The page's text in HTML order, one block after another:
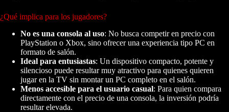
¿Qué implica para los jugadores?
No es una consola al uso: No busca competir en precio con
PlayStation o Xbox, sino ofrecer una experiencia tipo PC en
formato de salón.
Ideal para entusiastas: Un dispositivo compacto, potente y
silencioso puede resultar muy atractivo para quienes quieren
jugar en la TV sin montar un PC completo en el salón.
Menos accesible para el usuario casual: Para quien compara
directamente con el precio de una consola, la inversión podría
resultar elevada.